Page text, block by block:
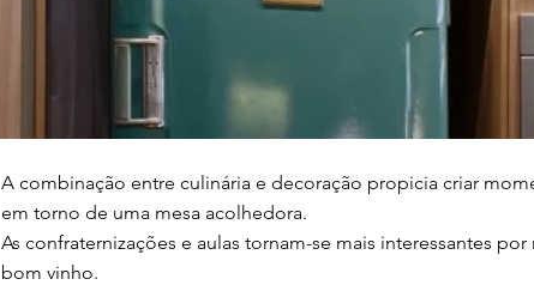
A combinação entre culinária e decoração propicia criar
em torno de uma mesa acolhedora.
As confraternizações e aulas tornam-se mais interessantes
bom vinho.